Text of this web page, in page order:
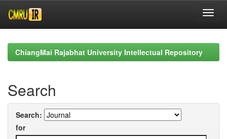
navigationChiangMai Rajabhat University Intellectual Repository
Search
Search:
for